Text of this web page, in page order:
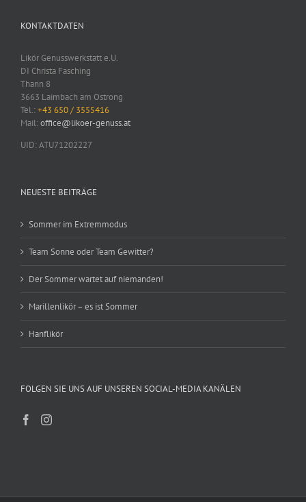
KONTAKTDATEN
Likör Genusswerkstatt e.U.
DI Christa Fasching
Thann 8
3663 Laimbach am Ostrong
Tel.:+43 650 / 3555416
Mail:office@likoer-genuss.at
UID: ATU71202227
NEUESTE BEITRÄGE
Sommer im Extremmodus
Team Sonne oder Team Gewitter?
Der Sommer wartet auf niemanden!
Marillenlikör – es ist Sommer
Hanflikör
FOLGEN SIE UNS AUF UNSEREN SOCIAL-MEDIA KANÄLEN